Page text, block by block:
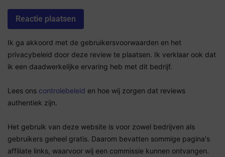
Ik ga akkoord met de gebruikersvoorwaarden en het
privacybeleid door deze review te plaatsen. Ik verklaar ook dat
ik een daadwerkelijke ervaring heb met dit bedrijf.
Lees ons controlebeleid en hoe wij zorgen dat reviews
authentiek zijn.
Het gebruik van deze website is voor zowel bedrijven als
gebruikers geheel gratis. Daarom bevatten sommige pagina's
affiliate links, waarvoor wij een commissie kunnen ontvangen.